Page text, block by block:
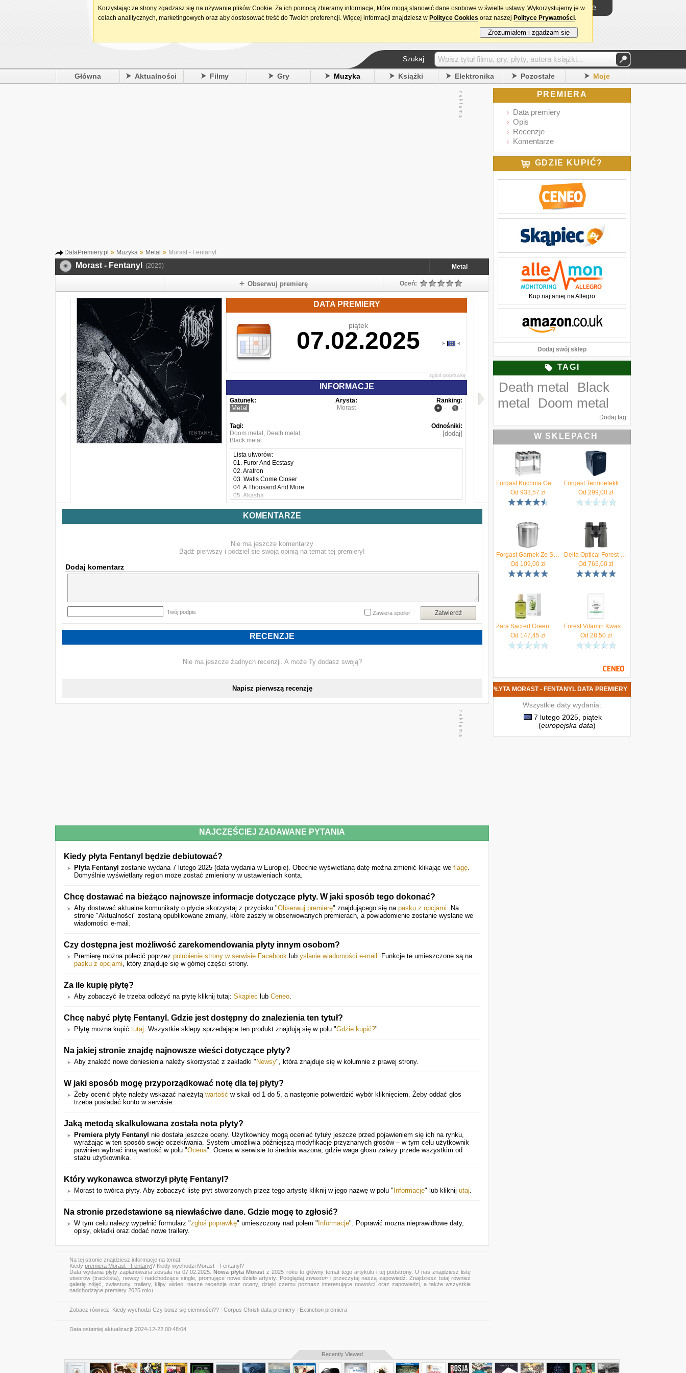
15. urodziny DataPremiery.pl Logowanie
Szukaj:
Główna Aktualności Filmy Gry Muzyka Książki Elektronika Pozostałe Moje
DataPremiery.pl » Muzyka » Metal » Morast - Fentanyl
Morast - Fentanyl (2025) Metal
Obserwuj premierę Oceń:
DATA PREMIERY
piątek
07.02.2025
zgłoś poprawkę
INFORMACJE
Gatunek:
Metal
Arysta:
Morast
Ranking:
- -
Tagi:
Doom metal , Death metal ,
Black metal
Odnośniki:
[dodaj]
Lista utworów:
01. Furor And Ecstasy
02. Aratron
03. Walls Come Closer
04. A Thousand And More
05. Akasha
06. On Pyre
KOMENTARZE
Nie ma jeszcze komentarzy
Bądź pierwszy i podziel się swoją opinią na temat tej premiery!
Dodaj komentarz
Twój podpis Zatwierdź
Zawiera spoiler
RECENZJE
Nie ma jeszcze żadnych recenzji. A może Ty dodasz swoją?
Napisz pierwszą recenzję
NAJCZĘŚCIEJ ZADAWANE PYTANIA
Kiedy płyta Fentanyl będzie debiutować?
Płyta Fentanyl zostanie wydana 7 lutego 2025 (data wydania w Europie). Obecnie wyświetlaną datę można zmienić klikając we flagę.
Domyślnie wyświetlany region może zostać zmieniony w ustawieniach konta.
Chcę dostawać na bieżąco najnowsze informacje dotyczące płyty. W jaki sposób tego dokonać?
Aby dostawać aktualne komunikaty o płycie skorzystaj z przycisku "Obserwuj premierę" znajdującego się na pasku z opcjami. Na
stronie "Aktualności" zostaną opublikowane zmiany, które zaszły w obserwowanych premierach, a powiadomienie zostanie wysłane we
wiadomości e-mail.
Czy dostępna jest możliwość zarekomendowania płyty innym osobom?
Premierę można polecić poprzez polubienie strony w serwisie Facebook lub ysłanie wiadomości e-mail . Funkcje te umieszczone są na
pasku z opcjami, który znajduje się w górnej części strony.
Za ile kupię płytę?
Aby zobaczyć ile trzeba odłożyć na płytę kliknij tutaj: Skąpiec lub Ceneo.
Chcę nabyć płytę Fentanyl. Gdzie jest dostępny do znalezienia ten tytuł?
Płytę można kupić tutaj. Wszystkie sklepy sprzedające ten produkt znajdują się w polu "Gdzie kupić?".
Na jakiej stronie znajdę najnowsze wieści dotyczące płyty?
Aby znaleźć nowe doniesienia należy skorzystać z zakładki " Newsy", która znajduje się w kolumnie z prawej strony.
W jaki sposób mogę przyporządkować notę dla tej płyty?
Żeby ocenić płytę należy wskazać należytą wartość w skali od 1 do 5, a następnie potwierdzić wybór kliknięciem. Żeby oddać głos
trzeba posiadać konto w serwisie.
Jaką metodą skalkulowana została nota płyty?
Premiera płyty Fentanyl nie dostała jeszcze oceny. Użytkownicy mogą oceniać tytuły jeszcze przed pojawieniem się ich na rynku,
wyrażając w ten sposób swoje oczekiwania. System umożliwia późniejszą modyfikację przyznanych głosów – w tym celu użytkownik
powinien wybrać inną wartość w polu "Ocena". Ocena w serwisie to średnia ważona, gdzie waga głosu zależy przede wszystkim od
stażu użytkownika.
Który wykonawca stworzył płytę Fentanyl?
Morast to twórca płyty. Aby zobaczyć listę płyt stworzonych przez tego artystę kliknij w jego nazwę w polu " Informacje" lub kliknij utaj.
Na stronie przedstawione są niewłaściwe dane. Gdzie mogę to zgłosić?
W tym celu należy wypełnić formularz "zgłoś poprawkę" umieszczony nad polem " Informacje". Poprawić można nieprawidłowe daty,
opisy, okładki oraz dodać nowe trailery.
Na tej stronie znajdziesz informacje na temat:
Kiedy premiera Morast - Fentanyl? Kiedy wychodzi Morast - Fentanyl?
Data wydania płyty zaplanowana została na 07.02.2025.Nowa płyta Morast z 2025 roku to główny temat tego artykułu i tej podstrony. U nas znajdziesz listę
utworów (tracklista), newsy i nadchodzące single, promujące nowe dzieło artysty. Pooglądajzwiastun i przeczytaj naszą zapowiedź. Znajdziesz tutaj również
galerię zdjęć, zwiastuny, trailery, klipy wideo, nasze recenzje oraz oceny, dzięki czemu poznasz interesujące nowości oraz zapowiedzi, a także wszystkie
nadchodzące premiery 2025 roku.
Zobacz również: Kiedy wychodzi Czy boisz się ciemności?? Corpus Christi data premiery Extinction premiera
Data ostatniej aktualizacji: 2024-12-22 00:48:04
PREMIERA
Data premiery
Opis
Recenzje
Komentarze
GDZIE KUPIĆ?
Kup najtaniej na Allegro
Dodaj swój sklep
TAGI
Death metal
Black
metal
Doom metal
Dodaj tag
W SKLEPACH
Forgast Kuchnia Gastronomiczna Gazowa 4-Palnikowa Z Półką Dolną Fg09453
Od 933,57 zł
Forgast Termoelektryczna Mini-Lodówka Home, 8L 12 V/230 V — Chłodzenie I Grzanie Fg05717
Od 299,00 zł
Forgast Garnek Ze Stali Nierdzewnej Wysoki Poj. 6,3 L Z Pokrywką # (Fg02221A)
Od 109,00 zł
Delta Optical Forest 10x42 Gen3
Od 765,00 zł
Zara Sacred Green Forest Woda Perfumowana 100Ml (5901968236348)
Od 147,45 zł
Forest Vitamin Kwas Foliowy Folian Metylowany 600mcg 100kaps.
Od 28,50zł
NOWA PŁYTA MORAST - FENTANYL DATA PREMIERY
Wszystkie daty wydania:
7 lutego 2025, piątek
(europejska data)
Recently Viewed
Korzystając ze strony zgadzasz się na używanie plików Cookie. Za ich pomocą zbieramy informacje, które mogą stanowić dane osobowe w świetle ustawy. Wykorzystujemy je w
celach analitycznych, marketingowych oraz aby dostosować treść do Twoich preferencji. Więcej informacji znajdziesz w Polityce Cookies oraz naszej Polityce Prywatności.
Zrozumiałem i zgadzam się